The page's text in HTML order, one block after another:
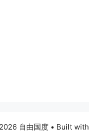
自由国度• Built with